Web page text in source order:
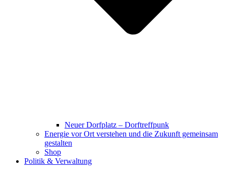
Neuer Dorfplatz – Dorftreffpunk
Energie vor Ort verstehen und die Zukunft gemeinsam
gestalten
Shop
Politik & Verwaltung